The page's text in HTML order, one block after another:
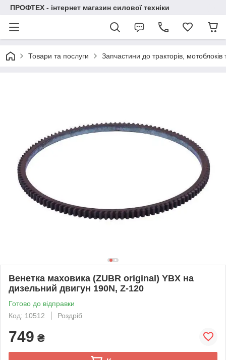
ПРОФТЕХ - інтернет магазин силової техніки
Товари та послуги Запчастини до тракторів,
Венетка маховика (ZUBR original) YBX на
дизельний двигун 190N, Z-120
Готово до відправки
Код: 10512
Роздріб
749 ₴